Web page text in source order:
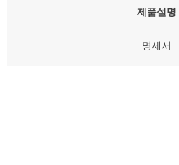
제품설명
명세서